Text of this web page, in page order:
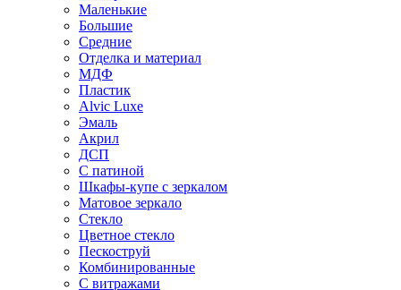
Маленькие
Большие
Средние
Отделка и материал
МДФ
Пластик
Alvic Luxe
Эмаль
Акрил
ДСП
С патиной
Шкафы-купе с зеркалом
Матовое зеркало
Стекло
Цветное стекло
Пескоструй
Комбинированные
С витражами